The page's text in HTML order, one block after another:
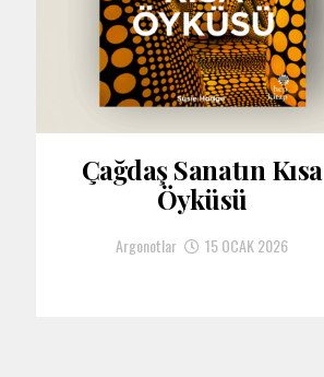
Çağdaş Sanatın Kısa
Öyküsü
Argonotlar 15 OCAK 2026